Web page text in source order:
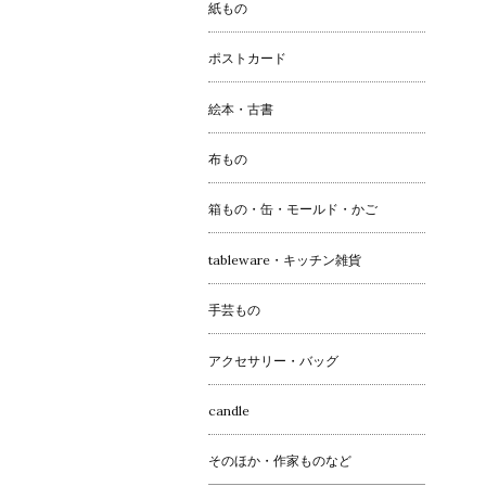
紙もの
ポストカード
絵本・古書
布もの
箱もの・缶・モールド・かご
tableware・キッチン雑貨
手芸もの
アクセサリー・バッグ
candle
そのほか・作家ものなど